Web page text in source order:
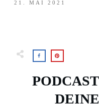
21. MAI 2021